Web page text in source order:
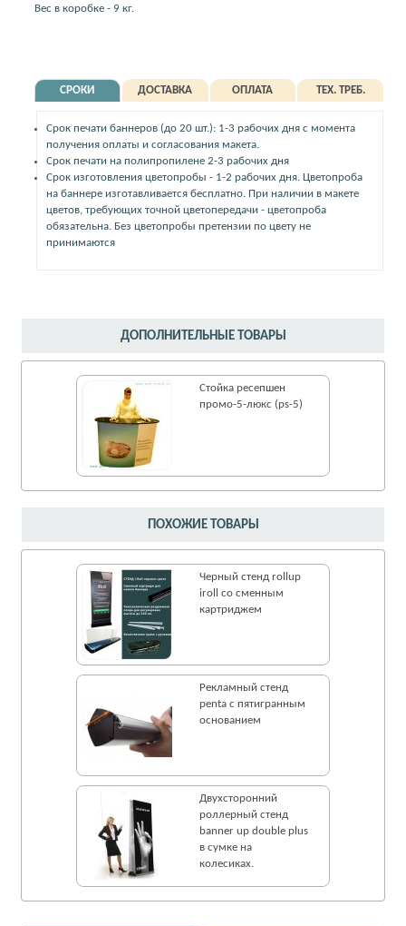
Вес в коробке - 9 кг.
СРОКИ ДОСТАВКА ОПЛАТА ТЕХ. ТРЕБ.
Срок печати баннеров (до 20 шт.): 1-3 рабочих дня с момента
получения оплаты и согласования макета.
Срок печати на полипропилене 2-3 рабочих дня
Срок изготовления цветопробы - 1-2 рабочих дня. Цветопроба
на баннере изготавливается бесплатно. При наличии в макете
цветов, требующих точной цветопередачи - цветопроба
обязательна. Без цветопробы претензии по цвету не
принимаются
ПОХОЖИЕ ТОВАРЫ
Черный стенд rollup
iroll со сменным
картриджем
Рекламный стенд
penta с пятигранным
основанием
Двухсторонний
роллерный стенд
banner up double plus
в сумке на
колесиках.
ДОПОЛНИТЕЛЬНЫЕ ТОВАРЫ
Стойка ресепшен
промо-5-люкс (ps-5)